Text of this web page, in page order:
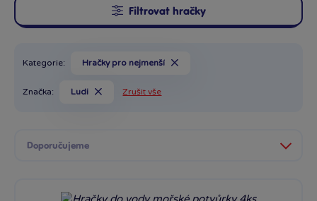
Filtrovat hračky
Kategorie: Hračky pro nejmenší
Značka: Ludi Zrušit vše